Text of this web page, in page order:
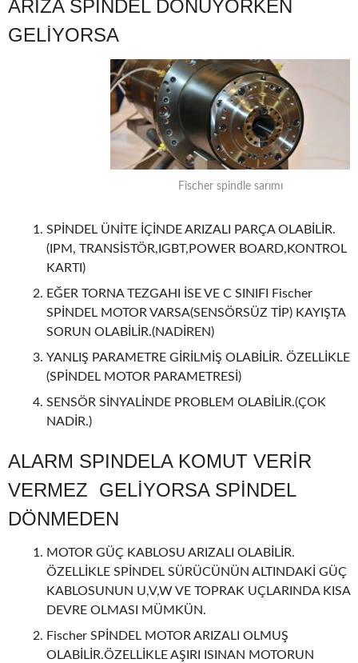
ARIZA SPİNDEL DÖNÜYORKEN
GELİYORSA
Fischer spindle sarımı
SPİNDEL ÜNİTE İÇİNDE ARIZALI PARÇA OLABİLİR.
(IPM, TRANSİSTÖR,IGBT,POWER BOARD,KONTROL
KARTI)
EĞER TORNA TEZGAHI İSE VE C SINIFI Fischer
SPİNDEL MOTOR VARSA(SENSÖRSÜZ TİP) KAYIŞTA
SORUN OLABİLİR.(NADİREN)
YANLIŞ PARAMETRE GİRİLMİŞ OLABİLİR. ÖZELLİKLE
(SPİNDEL MOTOR PARAMETRESİ)
SENSÖR SİNYALİNDE PROBLEM OLABİLİR.(ÇOK
NADİR.)
ALARM SPINDELA KOMUT VERİR
VERMEZ GELİYORSA SPİNDEL
DÖNMEDEN
MOTOR GÜÇ KABLOSU ARIZALI OLABİLİR.
ÖZELLİKLE SPİNDEL SÜRÜCÜNÜN ALTINDAKİ GÜÇ
KABLOSUNUN U,V,W VE TOPRAK UÇLARINDA KISA
DEVRE OLMASI MÜMKÜN.
Fischer SPİNDEL MOTOR ARIZALI OLMUŞ
OLABİLİR.ÖZELLİKLE AŞIRI ISINAN MOTORUN